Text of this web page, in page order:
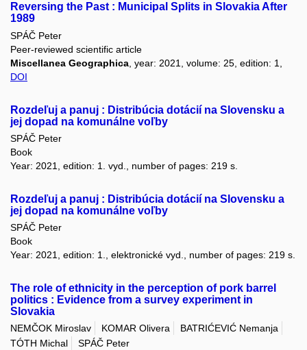
Reversing the Past : Municipal Splits in Slovakia After
1989
SPÁČ Peter
Peer-reviewed scientific article
Miscellanea Geographica , year: 2021, volume: 25, edition: 1,
DOI
Rozdeľuj a panuj : Distribúcia dotácií na Slovensku a
jej dopad na komunálne voľby
SPÁČ Peter
Book
Year: 2021, edition: 1. vyd., number of pages: 219 s.
Rozdeľuj a panuj : Distribúcia dotácií na Slovensku a
jej dopad na komunálne voľby
SPÁČ Peter
Book
Year: 2021, edition: 1., elektronické vyd., number of pages: 219 s.
The role of ethnicity in the perception of pork barrel
politics : Evidence from a survey experiment in
Slovakia
NEMČOK Miroslav KOMAR Olivera
BATRIĆEVIĆ Nemanja
TÓTH Michal
SPÁČ Peter